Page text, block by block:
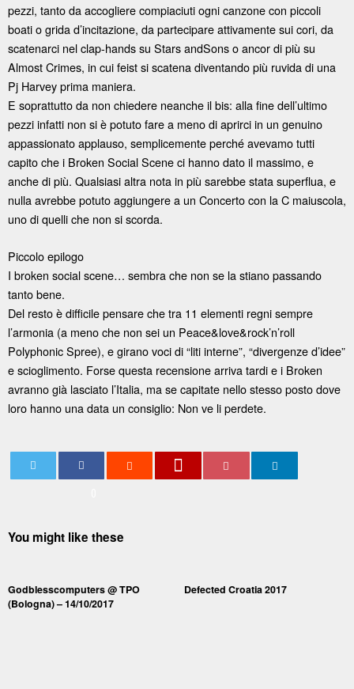
pezzi, tanto da accogliere compiaciuti ogni canzone con piccoli
boati o grida d’incitazione, da partecipare attivamente sui cori, da
scatenarci nel clap-hands su Stars andSons o ancor di più su
Almost Crimes, in cui feist si scatena diventando più ruvida di una
Pj Harvey prima maniera.
E soprattutto da non chiedere neanche il bis: alla fine dell’ultimo
pezzi infatti non si è potuto fare a meno di aprirci in un genuino
appassionato applauso, semplicemente perché avevamo tutti
capito che i Broken Social Scene ci hanno dato il massimo, e
anche di più. Qualsiasi altra nota in più sarebbe stata superflua, e
nulla avrebbe potuto aggiungere a un Concerto con la C maiuscola,
uno di quelli che non si scorda.
Piccolo epilogo
I broken social scene… sembra che non se la stiano passando
tanto bene.
Del resto è difficile pensare che tra 11 elementi regni sempre
l’armonia (a meno che non sei un Peace&love&rock’n’roll
Polyphonic Spree), e girano voci di “liti interne”, “divergenze d’idee”
e scioglimento. Forse questa recensione arriva tardi e i Broken
avranno già lasciato l’Italia, ma se capitate nello stesso posto dove
loro hanno una data un consiglio: Non ve li perdete.
You might like these
Godblesscomputers @ TPO
(Bologna) – 14/10/2017
Defected Croatia 2017